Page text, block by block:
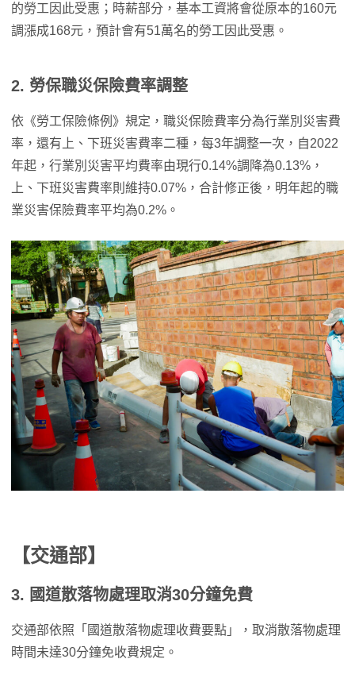
的勞工因此受惠；時薪部分，基本工資將會從原本的160元
調漲成168元，預計會有51萬名的勞工因此受惠。
2. 勞保職災保險費率調整
依《勞工保險條例》規定，職災保險費率分為行業別災害費
率，還有上、下班災害費率二種，每3年調整一次，自2022
年起，行業別災害平均費率由現行0.14%調降為0.13%，
上、下班災害費率則維持0.07%，合計修正後，明年起的職
業災害保險費率平均為0.2%。
【交通部】
3. 國道散落物處理取消30分鐘免費
交通部依照「國道散落物處理收費要點」，取消散落物處理
時間未達30分鐘免收費規定。